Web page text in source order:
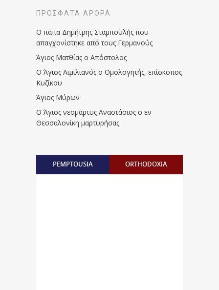
ΠΡΌΣΦΑΤΑ ΆΡΘΡΑ
Ο παπα Δημήτρης Σταμπουλής που
απαγχονίστηκε από τους Γερμανούς
Άγιος Ματθίας ο Απόστολος
Ο Άγιος Αιμιλιανός ο Ομολογητής, επίσκοπος
Κυζίκου
Άγιος Μύρων
Ο Άγιος νεομάρτυς Αναστάσιος ο εν
Θεσσαλονίκη μαρτυρήσας
PEMPTOUSIA ORTHODOXIA